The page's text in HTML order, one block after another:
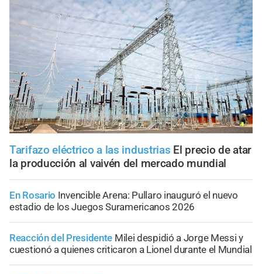
Tarifazo eléctrico a las industrias El precio de atar
la producción al vaivén del mercado mundial
En Rosario Invencible Arena: Pullaro inauguró el nuevo
estadio de los Juegos Suramericanos 2026
Reacción del Presidente Milei despidió a Jorge Messi y
cuestionó a quienes criticaron a Lionel durante el Mundial